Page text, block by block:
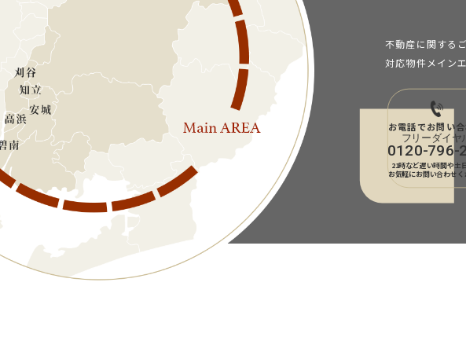
不動産に関する
対応物件メイン
お電話でお問い
0120-796-
21時など遅い時間や土
お気軽にお問い合わせく